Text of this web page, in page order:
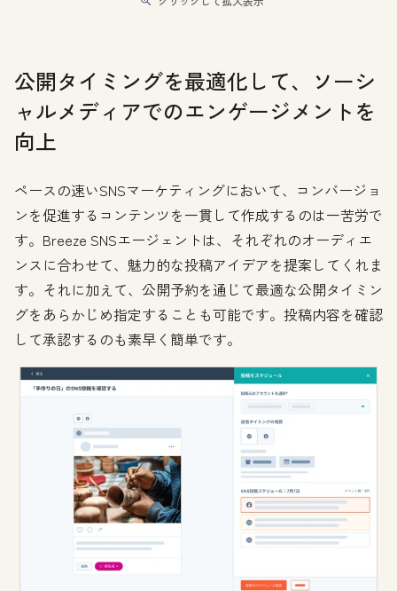
公開タイミングを最適化して、ソーシ
ャルメディアでのエンゲージメントを
向上
ペースの速いSNSマーケティングにおいて、コンバージョ
ンを促進するコンテンツを一貫して作成するのは一苦労で
す。Breeze SNSエージェントは、それぞれのオーディエ
ンスに合わせて、魅力的な投稿アイデアを提案してくれま
す。それに加えて、公開予約を通じて最適な公開タイミン
グをあらかじめ指定することも可能です。投稿内容を確認
して承認するのも素早く簡単です。